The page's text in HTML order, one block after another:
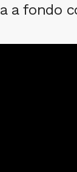
a fondo